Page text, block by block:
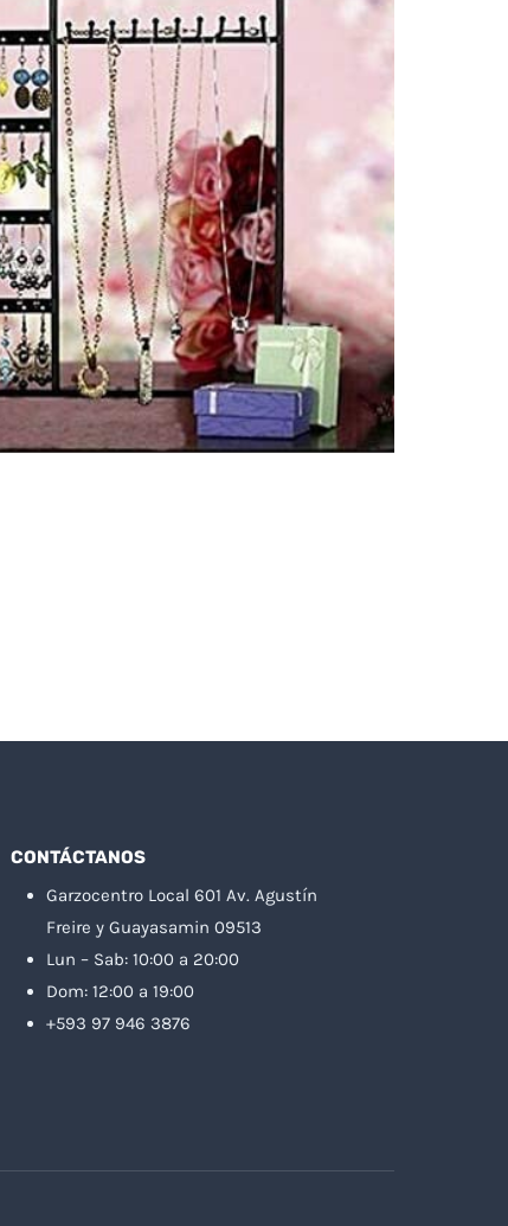
CONTÁCTANOS
Garzocentro Local 601 Av. Agustín
Freire y Guayasamin 09513
Lun – Sab: 10:00 a 20:00
Dom: 12:00 a 19:00
+593 97 946 3876